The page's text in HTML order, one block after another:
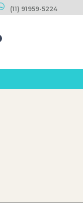
(11) 91959-5224